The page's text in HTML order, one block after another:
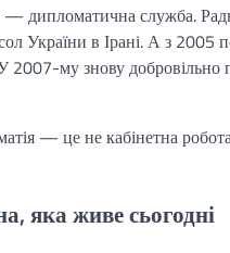
дипломатична служба.
України в Ірані. А з 2005
2007-му знову
— це не кабінетна
яка живе сьогодні